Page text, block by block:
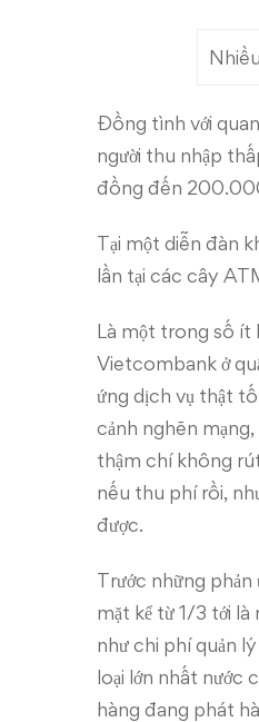
Đồng tình với
người thu nhập
đồng đến
Tại một diễn đàn
lần tại các cây
Là một trong số ít
Vietcombank ở
ứng dịch vụ thật
cảnh nghẽn
thậm chí không
nếu thu phí rồi,
được.
Trước những
mặt kể từ 1/3 tới
như chi phí quản
loại lớn nhất nước
hàng đang phát